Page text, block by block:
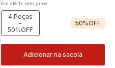
Em até 1x sem juros
4 Peças
-
50%OFF
50%OFF
Adicionar na sacola